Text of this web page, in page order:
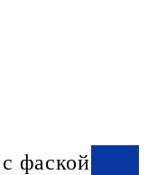
фаской